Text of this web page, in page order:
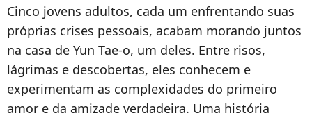
Cinco jovens adultos, cada um enfrentando suas
próprias crises pessoais, acabam morando juntos
na casa de Yun Tae-o, um deles. Entre risos,
lágrimas e descobertas, eles conhecem e
experimentam as complexidades do primeiro
amor e da amizade verdadeira. Uma história